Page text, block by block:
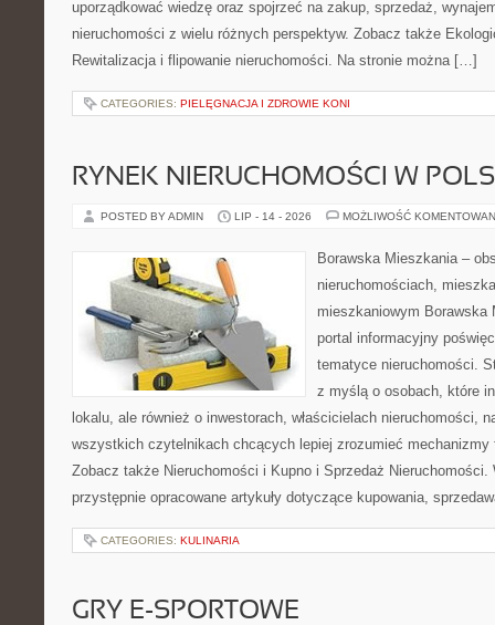
uporządkować wiedzę oraz spojrzeć na zakup, sprzedaż,
nieruchomości z wielu różnych perspektyw. Zobacz także
Rewitalizacja i flipowanie nieruchomości. Na stronie można […]
CATEGORIES: PIELĘGNACJA I ZDROWIE KONI
RYNEK NIERUCHOMOŚCI W
POSTED BY ADMIN LIP - 14 - 2026 MOŻLIWOŚĆ
Borawska Mieszkania –
nieruchomościach,
mieszkaniowym Borawska
portal informacyjny
tematyce nieruchomości.
z myślą o osobach, które
lokalu, ale również o inwestorach, właścicielach nieruchomości,
wszystkich czytelnikach chcących lepiej zrozumieć mechanizmy
Zobacz także Nieruchomości i Kupno i Sprzedaż
przystępnie opracowane artykuły dotyczące kupowania,
CATEGORIES: KULINARIA
GRY E-SPORTOWE